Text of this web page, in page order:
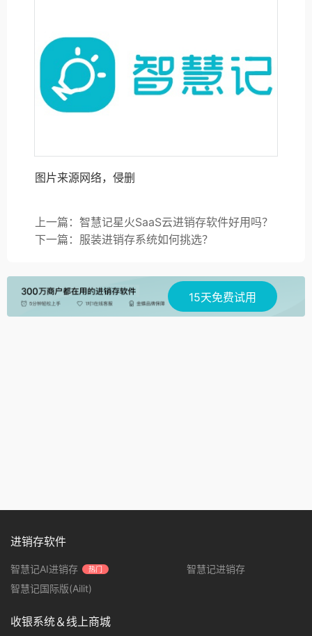
图片来源网络，侵删
上一篇：智慧记星火SaaS云进销存软件好用吗？
下一篇：服装进销存系统如何挑选？
15天免费试用
进销存软件
智慧记AI进销存 热门
智慧记进销存
智慧记国际版(Ailit)
收银系统＆线上商城